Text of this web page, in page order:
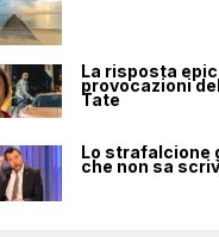
La risposta
provocazioni
Tate
Lo strafalcione
che non sa